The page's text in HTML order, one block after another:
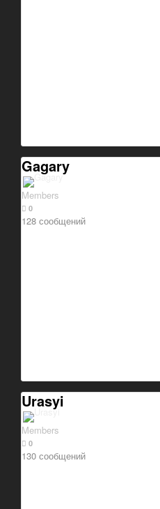
Gagary
Members
0
128 сообщений
Urasyi
Members
0
130 сообщений